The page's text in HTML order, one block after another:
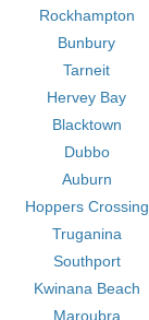
Rockhampton
Bunbury
Tarneit
Hervey Bay
Blacktown
Dubbo
Auburn
Hoppers Crossing
Truganina
Southport
Kwinana Beach
Maroubra